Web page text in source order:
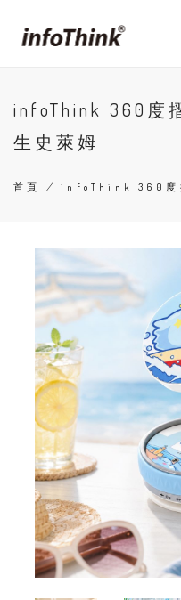
infoThink 360度
生史萊姆
航
連
結
首頁 /infoThink 360度